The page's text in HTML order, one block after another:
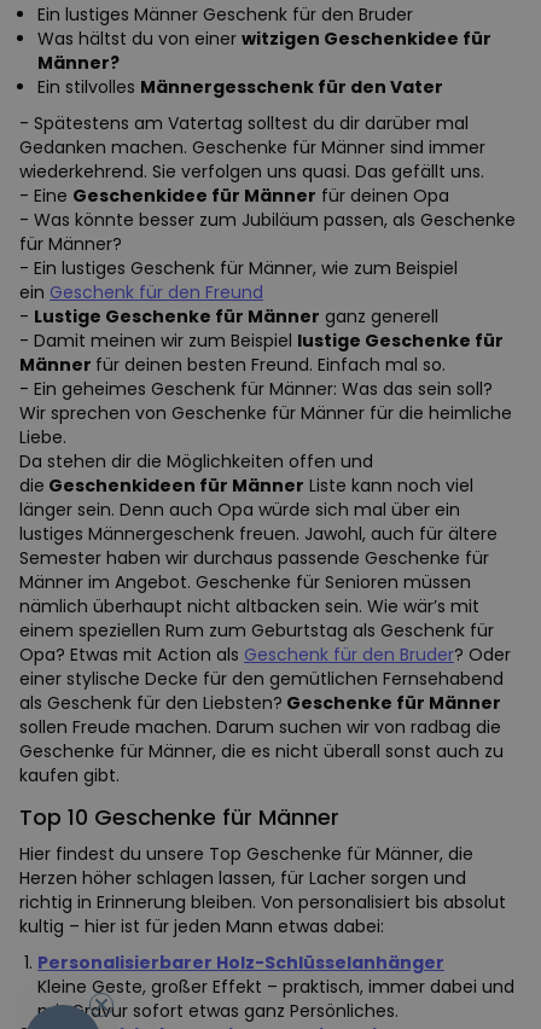
Ein lustiges Männer Geschenk für den Bruder
Was hältst du von einer witzigen Geschenkidee für
Männer?
Ein stilvolles Männergesschenk für den Vater
- Spätestens am Vatertag solltest du dir darüber mal
Gedanken machen. Geschenke für Männer sind immer
wiederkehrend. Sie verfolgen uns quasi. Das gefällt uns.
- Eine Geschenkidee für Männer für deinen Opa
- Was könnte besser zum Jubiläum passen, als Geschenke
für Männer?
- Ein lustiges Geschenk für Männer, wie zum Beispiel
ein Geschenk für den Freund
- Lustige Geschenke für Männer ganz generell
- Damit meinen wir zum Beispiel lustige Geschenke für
Männer für deinen besten Freund. Einfach mal so.
- Ein geheimes Geschenk für Männer: Was das sein soll?
Wir sprechen von Geschenke für Männer für die heimliche
Liebe.
Da stehen dir die Möglichkeiten offen und
die Geschenkideen für Männer Liste kann noch viel
länger sein. Denn auch Opa würde sich mal über ein
lustiges Männergeschenk freuen. Jawohl, auch für ältere
Semester haben wir durchaus passende Geschenke für
Männer im Angebot. Geschenke für Senioren müssen
nämlich überhaupt nicht altbacken sein. Wie wär’s mit
einem speziellen Rum zum Geburtstag als Geschenk für
Opa? Etwas mit Action als Geschenk für den Bruder? Oder
einer stylische Decke für den gemütlichen Fernsehabend
als Geschenk für den Liebsten? Geschenke für Männer
sollen Freude machen. Darum suchen wir von radbag die
Geschenke für Männer, die es nicht überall sonst auch zu
kaufen gibt.
Top 10 Geschenke für Männer
Hier findest du unsere Top Geschenke für Männer, die
Herzen höher schlagen lassen, für Lacher sorgen und
richtig in Erinnerung bleiben. Von personalisiert bis absolut
kultig – hier ist für jeden Mann etwas dabei:
Personalisierbarer Holz-Schlüsselanhänger
Kleine Geste, großer Effekt – praktisch, immer dabei und
mit Gravur sofort etwas ganz Persönliches.
-10%